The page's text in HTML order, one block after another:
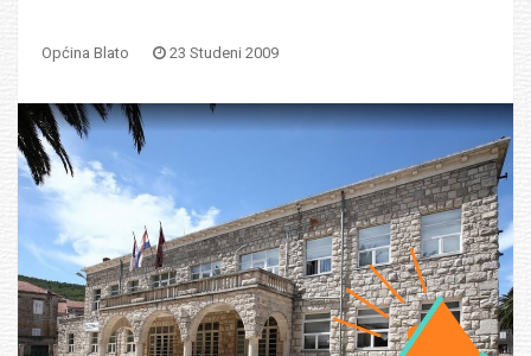
Općina Blato 23 Studeni 2009